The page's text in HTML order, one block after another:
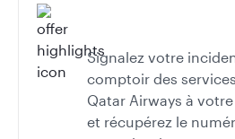
Signalez votre
comptoir des
Qatar Airways à
et récupérez le